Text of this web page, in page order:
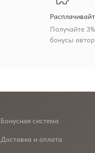
Получайте
бонусы
Бонусная система
Доставка и оплата